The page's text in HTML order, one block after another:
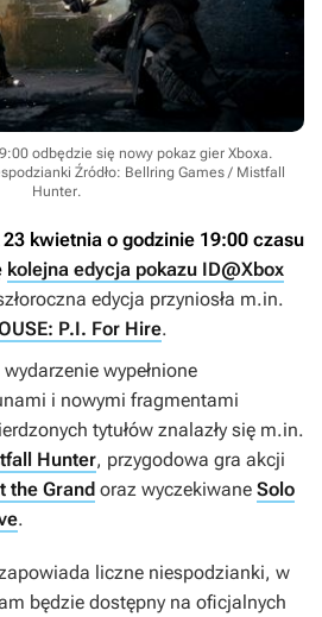
odbędzie się nowy pokaz gier Xboxa.
Źródło: Bellring Games / Mistfall
Hunter.
kwietnia o godzinie 19:00 czasu
kolejna edycja pokazu ID@Xbox
edycja przyniosła m.in.
P.I. For Hire.
wypełnione
i nowymi fragmentami
tytułów znalazły się m.in.
Hunter, przygodowa gra akcji
the Grand oraz wyczekiwane Solo
.
liczne niespodzianki, w
będzie dostępny na oficjalnych